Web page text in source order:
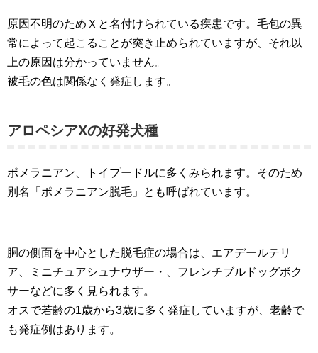
原因不明のためＸと名付けられている疾患です。毛包の異
常によって起こることが突き止められていますが、それ以
上の原因は分かっていません。
被毛の色は関係なく発症します。
アロペシアXの好発犬種
ポメラニアン、トイプードルに多くみられます。そのため
別名「ポメラニアン脱毛」とも呼ばれています。
胴の側面を中心とした脱毛症の場合は、エアデールテリ
ア、ミニチュアシュナウザー・、フレンチブルドッグボク
サーなどに多く見られます。
オスで若齢の1歳から3歳に多く発症していますが、老齢で
も発症例はあります。